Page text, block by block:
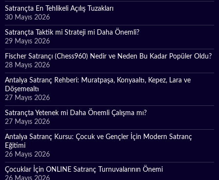
Satrançta En Tehlikeli Açılış Tuzakları
30 Mayıs 2026
Satrançta Taktik mi Strateji mi Daha Önemli?
29 Mayıs 2026
Fischer Satrançı (Chess960) Nedir ve Neden Bu Kadar Popüler Oldu?
28 Mayıs 2026
Antalya Satranç Rehberi: Muratpaşa, Konyaaltı, Kepez, Lara ve
Döşemealtı
27 Mayıs 2026
Satrançta Yetenek mi Daha Önemli Çalışma mı?
27 Mayıs 2026
Antalya Satranç Kursu: Çocuk ve Gençler İçin Modern Satranç
Eğitimi
26 Mayıs 2026
Çocuklar İçin ONLINE Satranç Turnuvalarının Önemi
26 Mayıs 2026